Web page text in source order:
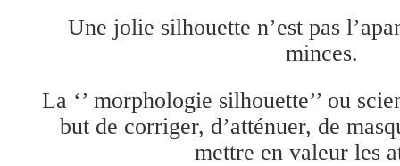
Une jolie silhouette n’est pas
minces.
La ‘’ morphologie silhouette’’ ou
but de corriger, d’atténuer, de
mettre en valeur les